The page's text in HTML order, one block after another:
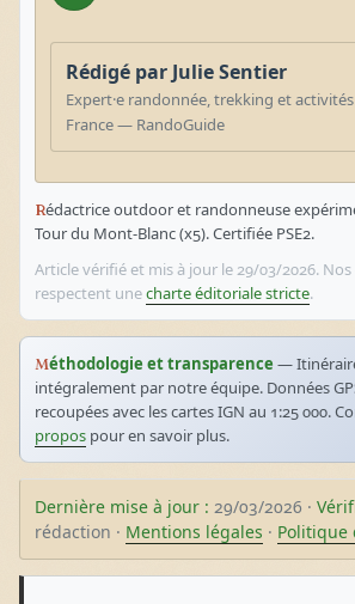
Rédigé par Julie Sentier
Expert·e randonnée, trekking et
France — RandoGuide
Rédactrice outdoor et randonneuse expérimentée. GR20 (x3),
Tour du Mont-Blanc (x5). Certifiée PSE2.
Article vérifié et mis à jour le 29/03/2026. Nos contenus
respectent unecharte éditoriale stricte.
Méthodologie et transparence —
intégralement par notre équipe. Données
recoupées avec les cartes IGN au 1:25 000.
propos pour en savoir plus.
Dernière mise à jour : 29/03/2026 ·
rédaction · Mentions légales · Politique